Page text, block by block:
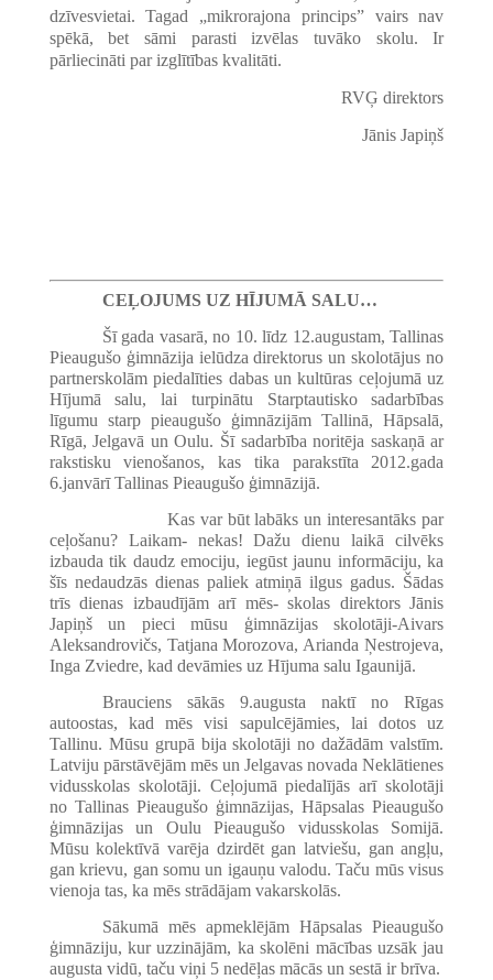
dzīvesvietai. Tagad „mikrorajona princips” vairs nav
spēkā, bet sāmi parasti izvēlas tuvāko skolu. Ir
pārliecināti par izglītības kvalitāti.
RVĢ direktors
Jānis Japiņš
CEĻOJUMS UZ HĪJUMĀ SALU…
Šī gada vasarā, no 10. līdz 12.augustam, Tallinas
Pieaugušo ģimnāzija ielūdza direktorus un skolotājus no
partnerskolām piedalīties dabas un kultūras ceļojumā uz
Hījumā salu, lai turpinātu Starptautisko sadarbības
līgumu starp pieaugušo ģimnāzijām Tallinā, Hāpsalā,
Rīgā, Jelgavā un Oulu. Šī sadarbība noritēja saskaņā ar
rakstisku vienošanos, kas tika parakstīta 2012.gada
6.janvārī Tallinas Pieaugušo ģimnāzijā.
Kas var būt labāks un interesantāks par
ceļošanu? Laikam- nekas! Dažu dienu laikā cilvēks
izbauda tik daudz emociju, iegūst jaunu informāciju, ka
šīs nedaudzās dienas paliek atmiņā ilgus gadus. Šādas
trīs dienas izbaudījām arī mēs- skolas direktors Jānis
Japiņš un pieci mūsu ģimnāzijas skolotāji-Aivars
Aleksandrovičs, Tatjana Morozova, Arianda Ņestrojeva,
Inga Zviedre, kad devāmies uz Hījuma salu Igaunijā.
Brauciens sākās 9.augusta naktī no Rīgas
autoostas, kad mēs visi sapulcējāmies, lai dotos uz
Tallinu. Mūsu grupā bija skolotāji no dažādām valstīm.
Latviju pārstāvējām mēs un Jelgavas novada Neklātienes
vidusskolas skolotāji. Ceļojumā piedalījās arī skolotāji
no Tallinas Pieaugušo ģimnāzijas, Hāpsalas Pieaugušo
ģimnāzijas un Oulu Pieaugušo vidusskolas Somijā.
Mūsu kolektīvā varēja dzirdēt gan latviešu, gan angļu,
gan krievu, gan somu un igauņu valodu. Taču mūs visus
vienoja tas, ka mēs strādājam vakarskolās.
Sākumā mēs apmeklējām Hāpsalas Pieaugušo
ģimnāziju, kur uzzinājām, ka skolēni mācības uzsāk jau
augusta vidū, taču viņi 5 nedēļas mācās un sestā ir brīva.